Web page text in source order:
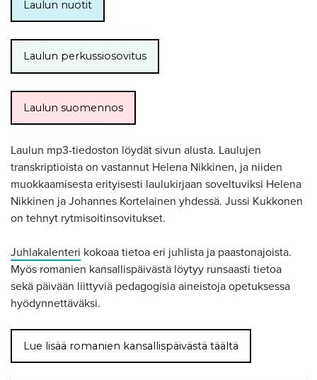
Laulun nuotit
Laulun perkussiosovitus
Laulun suomennos
Laulun mp3-tiedoston löydät sivun alusta. Laulujen
transkriptioista on vastannut Helena Nikkinen, ja niiden
muokkaamisesta erityisesti laulukirjaan soveltuviksi Helena
Nikkinen ja Johannes Kortelainen yhdessä. Jussi Kukkonen
on tehnyt rytmisoitinsovitukset.
Juhlakalenteri kokoaa tietoa eri juhlista ja paastonajoista.
Myös romanien kansallispäivästä löytyy runsaasti tietoa
sekä päivään liittyviä pedagogisia aineistoja opetuksessa
hyödynnettäväksi.
Lue lisää romanien kansallispäivästä täältä